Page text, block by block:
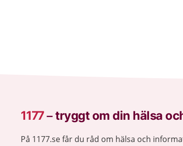
1177–tryggt om din hälsa
På 1177.se får du råd om hälsa och